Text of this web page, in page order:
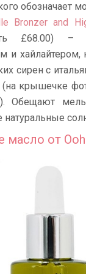
обозначает
Bronzer and
£68.00) –
и хайлайтером,
сирен с
крышечке
Обещают
натуральные
масло от